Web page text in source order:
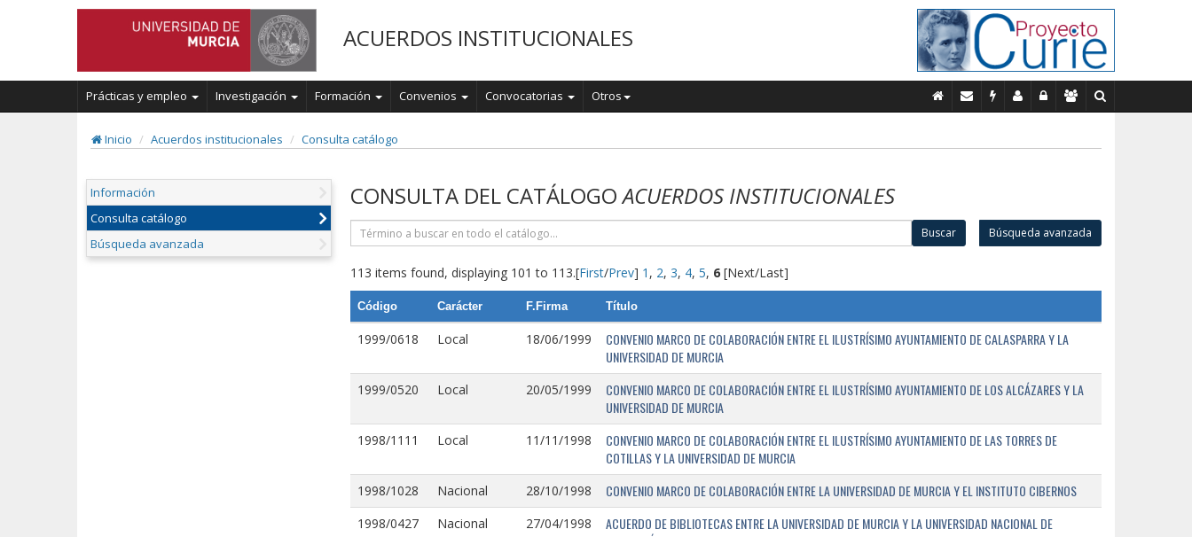
ACUERDOS INSTITUCIONALES
Prácticas y empleo Investigación Formación Convenios Convocatorias Otros
Inicio Acuerdos institucionales Consulta catálogo
Información
Consulta catálogo
Búsqueda avanzada
CONSULTA DEL CATÁLOGOACUERDOS INSTITUCIONALES
Buscar Búsqueda avanzada
113 items found, displaying 101 to 113.[First/Prev] 1 , 2, 3, 4, 5, 6[Next/Last]
Código Carácter F.Firma Título
1999/0618 Local 18/06/1999
CONVENIO MARCO DE COLABORACIÓN ENTRE EL ILUSTRÍSIMO AYUNTAMIENTO DE CALASPARRA Y LA
UNIVERSIDAD DE MURCIA
1999/0520 Local 20/05/1999
CONVENIO MARCO DE COLABORACIÓN ENTRE EL ILUSTRÍSIMO AYUNTAMIENTO DE LOS ALCÁZARES Y LA
UNIVERSIDAD DE MURCIA
1998/1111 Local 11/11/1998
CONVENIO MARCO DE COLABORACIÓN ENTRE EL ILUSTRÍSIMO AYUNTAMIENTO DE LAS TORRES DE
COTILLAS Y LA UNIVERSIDAD DE MURCIA
1998/1028 Nacional 28/10/1998 CONVENIO MARCO DE COLABORACIÓN ENTRE LA UNIVERSIDAD DE MURCIA Y EL INSTITUTO CIBERNOS
1998/0427 Nacional 27/04/1998
ACUERDO DE BIBLIOTECAS ENTRE LA UNIVERSIDAD DE MURCIA Y LA UNIVERSIDAD NACIONAL DE